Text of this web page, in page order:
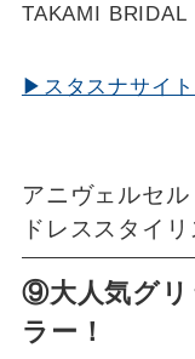
TAKAMI BRIDAL
▶スタスナサイ
アニヴェルセ
ドレススタイ
⑨大人気グリ
ラー！